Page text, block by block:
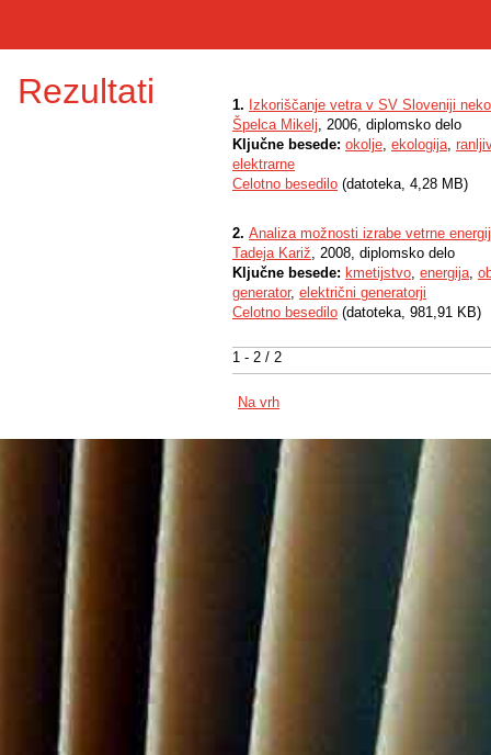
Rezultati
1 - 2 / 2
1. Izkoriščanje vetra v SV Sloveniji
Špelca Mikelj, 2006, diplomsko delo
Ključne besede: okolje, ekologija,
elektrarne
Celotno besedilo (datoteka, 4,28 MB)
2. Analiza možnosti izrabe vetrne
Tadeja Kariž, 2008, diplomsko delo
Ključne besede: kmetijstvo, energija,
generator, električni generatorji
Celotno besedilo (datoteka, 981,91 KB)
Na vrh